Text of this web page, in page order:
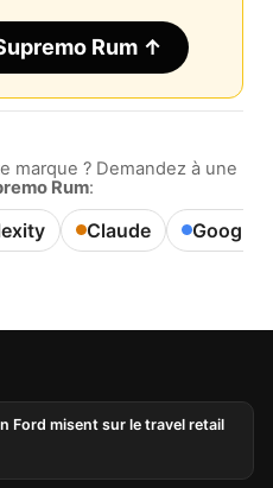
Rum ↑
marque ? Demandez à une
Rum:
Claude Google
Ford misent sur le travel retail
des utilisateurs,
enfin, à des fins de
tout traitement non
uniquement les
votre session.